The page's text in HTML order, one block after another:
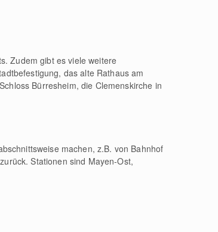
Zudem gibt es viele weitere
das alte Rathaus am
Bürresheim, die Clemenskirche in
machen, z.B. von Bahnhof
Stationen sind Mayen-Ost,